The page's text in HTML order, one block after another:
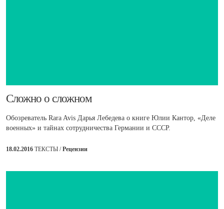
​Сложно о сложном
Обозреватель Rara Avis Дарья Лебедева о книге Юлии Кантор, «Деле
военных» и тайнах сотрудничества Германии и СССР.
18.02.2016 ТЕКСТЫ /Рецензии